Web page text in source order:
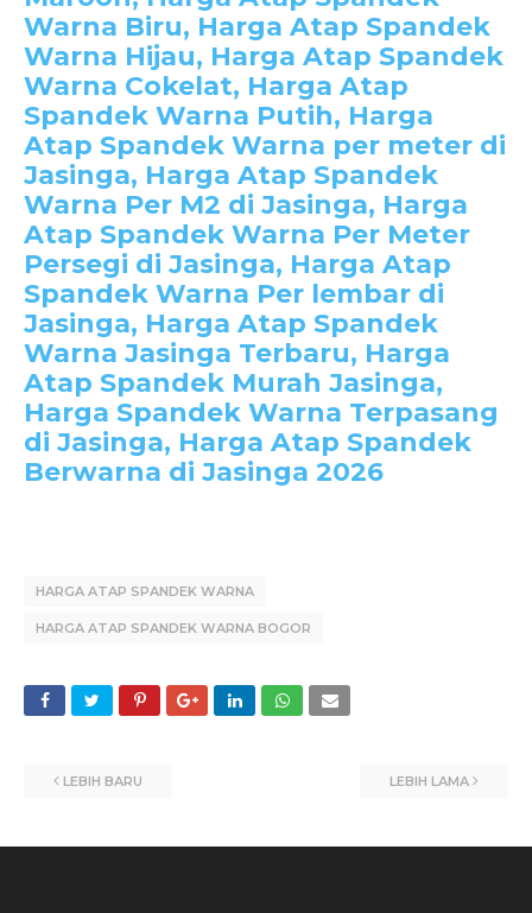
Warna Biru, Harga Atap Spandek
Warna Hijau, Harga Atap Spandek
Warna Cokelat, Harga Atap
Spandek Warna Putih, Harga
Atap Spandek Warna per meter di
Jasinga, Harga Atap Spandek
Warna Per M2 di Jasinga, Harga
Atap Spandek Warna Per Meter
Persegi di Jasinga, Harga Atap
Spandek Warna Per lembar di
Jasinga, Harga Atap Spandek
Warna Jasinga Terbaru, Harga
Atap Spandek Murah Jasinga,
Harga Spandek Warna Terpasang
di Jasinga, Harga Atap Spandek
Berwarna di Jasinga 2026
HARGA ATAP SPANDEK WARNA
HARGA ATAP SPANDEK WARNA BOGOR
LEBIH BARU LEBIH LAMA